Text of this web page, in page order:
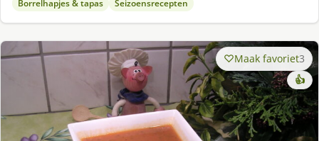
Borrelhapjes & tapas Seizoensrecepten
Maak favoriet3
👍